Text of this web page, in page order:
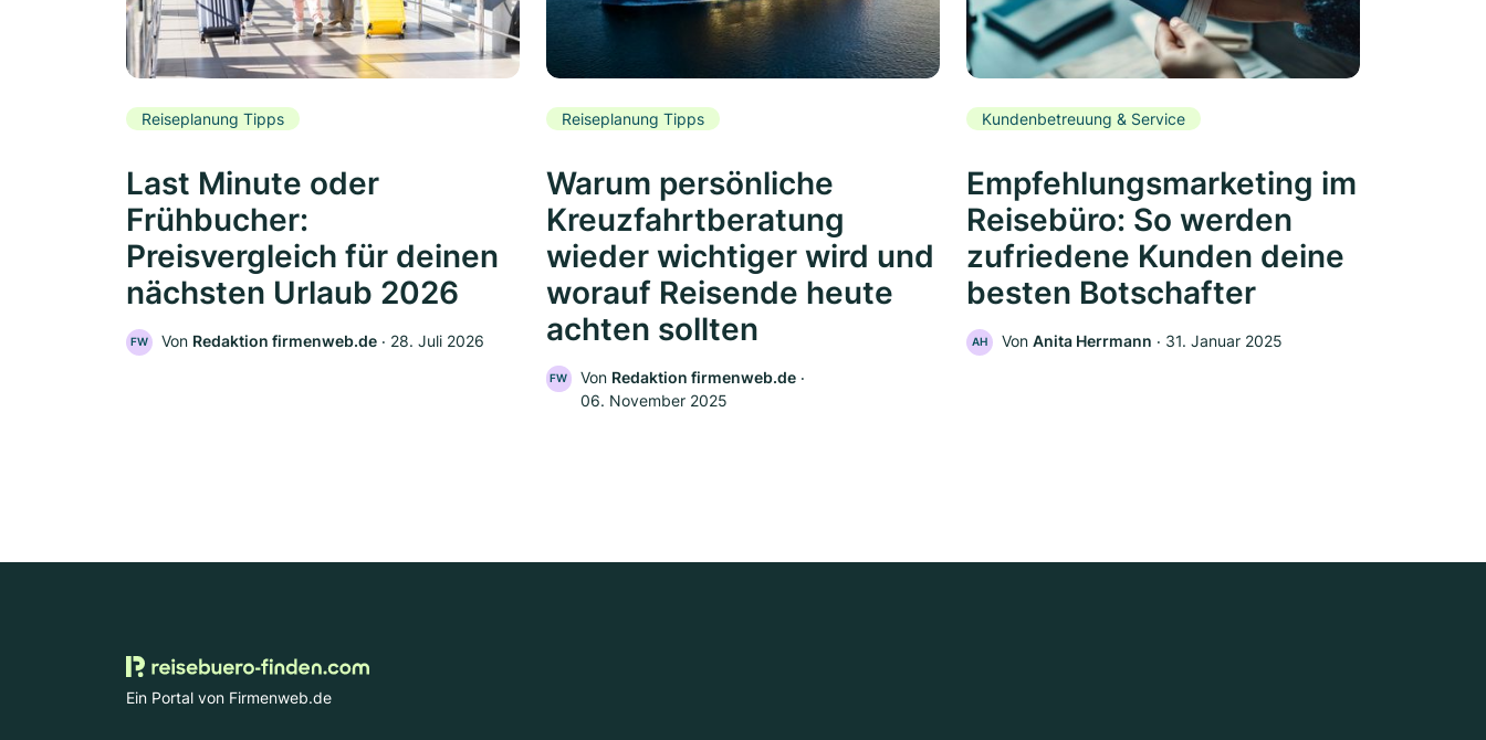
Reiseplanung Tipps
Last Minute oder
Frühbucher:
Preisvergleich für deinen
nächsten Urlaub 2026
FW Von Redaktion firmenweb.de ‧ 28. Juli 2026
Reiseplanung Tipps
Warum persönliche
Kreuzfahrtberatung
wieder wichtiger wird und
worauf Reisende heute
achten sollten
FW Von Redaktion firmenweb.de‧
06. November 2025
Kundenbetreuung & Service
Empfehlungsmarketing im
Reisebüro: So werden
zufriedene Kunden deine
besten Botschafter
AH Von Anita Herrmann ‧ 31. Januar 2025
Ein Portal von Firmenweb.de